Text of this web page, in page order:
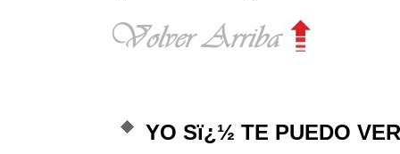
YO Sï¿½ TE PUEDO VER